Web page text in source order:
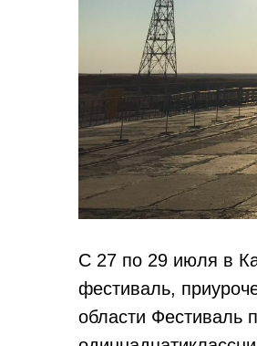
С 27 по 29 июля в
фестиваль,
области Фестиваль